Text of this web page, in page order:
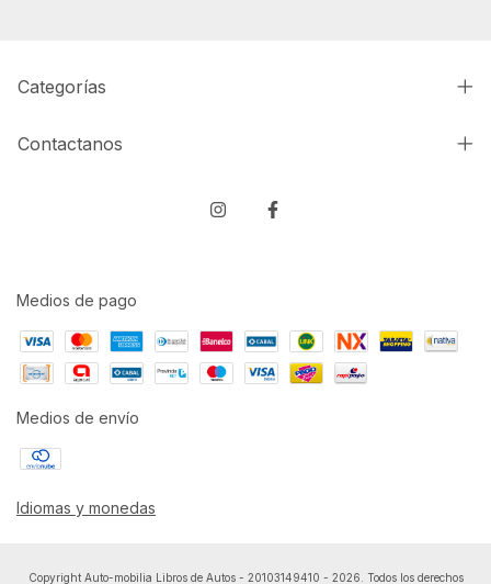
Categorías
Contactanos
Medios de pago
Medios de envío
Idiomas y monedas
Copyright Auto-mobilia Libros de Autos - 20103149410 - 2026. Todos los derechos